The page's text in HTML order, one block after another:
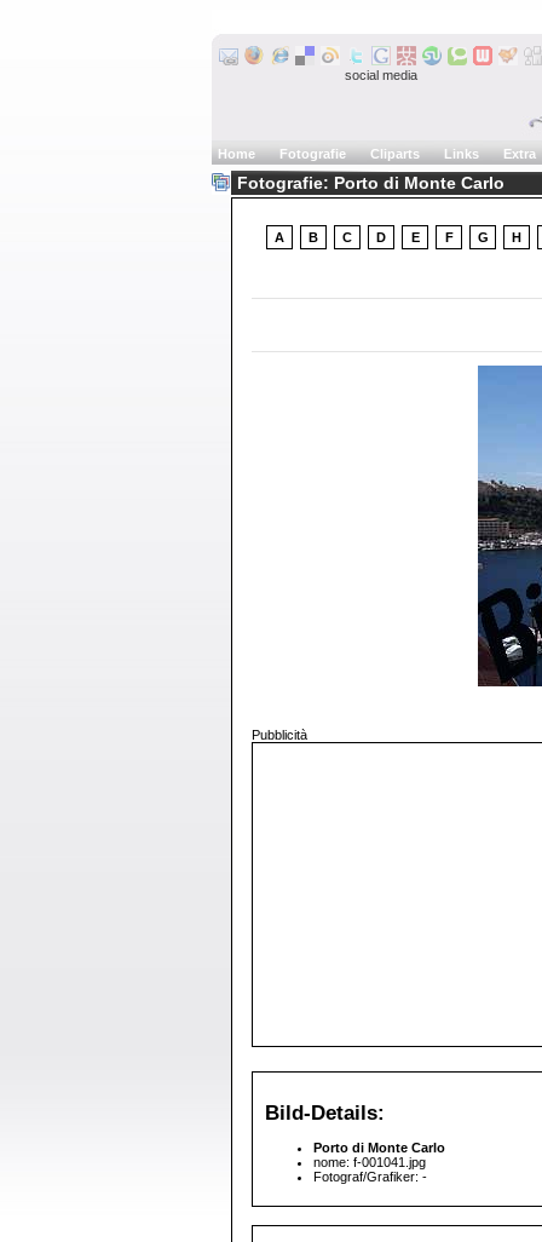
social media
Home Fotografie Cliparts Links Extra
Fotografie: Porto di Monte Carlo
A B C D E F G H
Pubblicità
Bild-Details:
Porto di Monte Carlo
nome: f-001041.jpg
Fotograf/Grafiker: -